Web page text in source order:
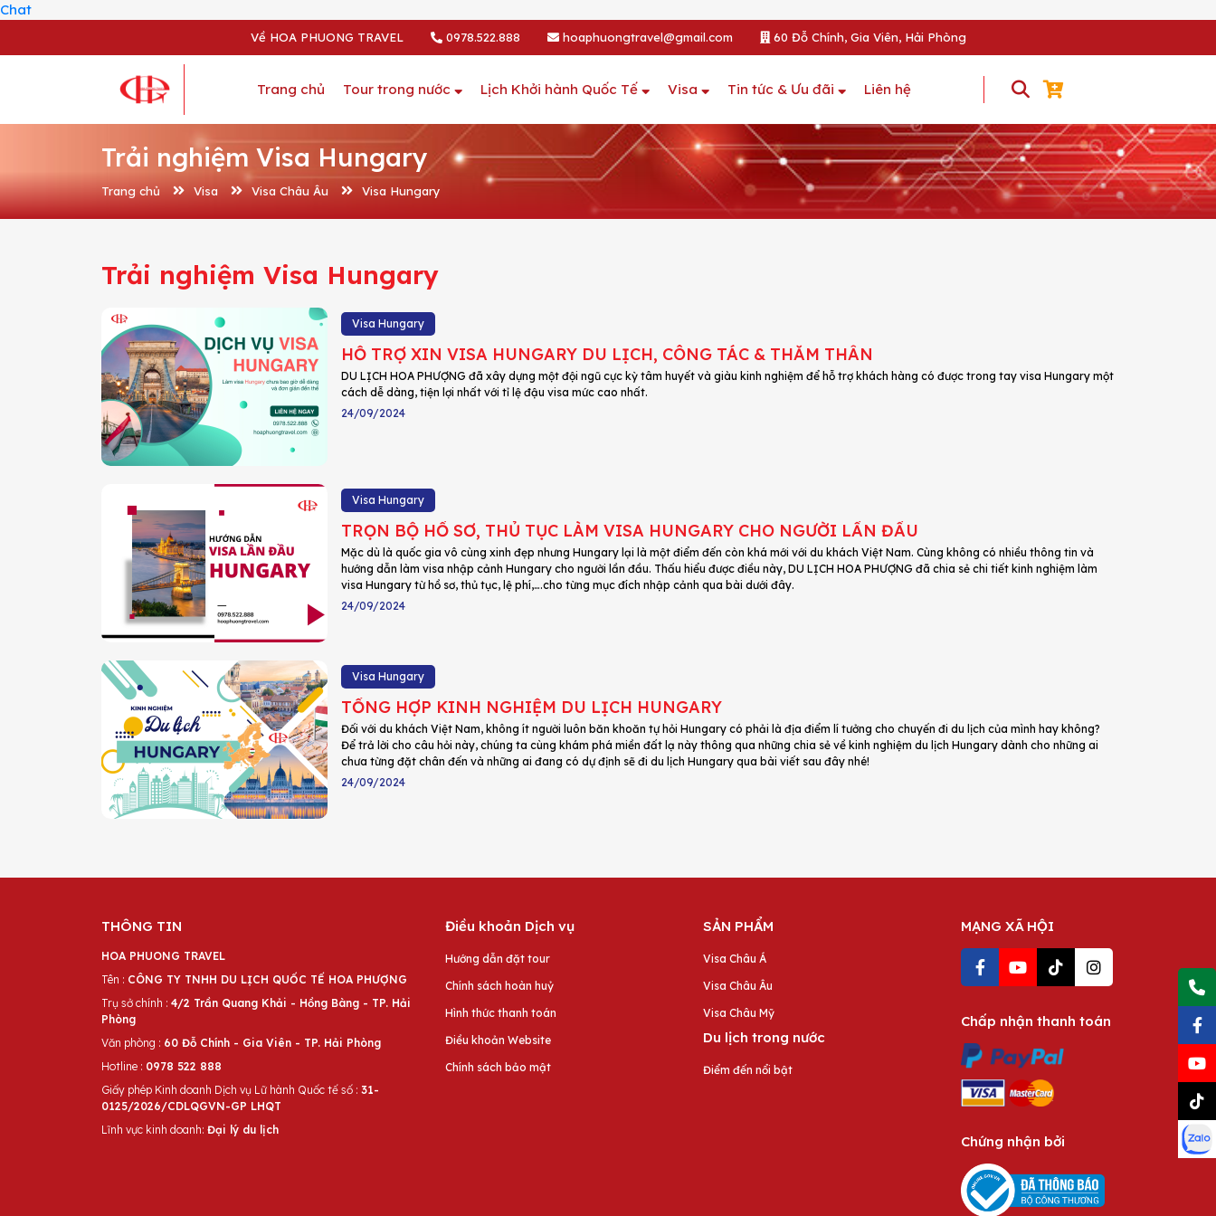
Chat
Về HOA PHUONG TRAVEL 0978.522.888 hoaphuongtravel@gmail.com 60 Đỗ Chính, Gia Viên, Hải Phòng
Trang chủ Tour trong nước Lịch Khởi hành Quốc Tế Visa Tin tức & Ưu đãi Liên hệ
Trải nghiệm Visa Hungary
Trang chủ Visa Visa Châu Âu Visa Hungary
Trải nghiệm Visa Hungary
Visa Hungary
HỖ TRỢ XIN VISA HUNGARY DU LỊCH, CÔNG TÁC & THĂM THÂN
DU LỊCH HOA PHƯỢNG đã xây dựng một đội ngũ cực kỳ tâm huyết và giàu kinh nghiệm để hỗ trợ khách hàng có được trong tay visa Hungary một
cách dễ dàng, tiện lợi nhất với tỉ lệ đậu visa mức cao nhất.
24/09/2024
Visa Hungary
TRỌN BỘ HỒ SƠ, THỦ TỤC LÀM VISA HUNGARY CHO NGƯỜI LẦN ĐẦU
Mặc dù là quốc gia vô cùng xinh đẹp nhưng Hungary lại là một điểm đến còn khá mới với du khách Việt Nam. Cùng không có nhiều thông tin và
hướng dẫn làm visa nhập cảnh Hungary cho người lần đầu. Thấu hiểu được điều này, DU LỊCH HOA PHƯỢNG đã chia sẻ chi tiết kinh nghiệm làm
visa Hungary từ hồ sơ, thủ tục, lệ phí,….cho từng mục đích nhập cảnh qua bài dưới đây.
24/09/2024
Visa Hungary
TỔNG HỢP KINH NGHIỆM DU LỊCH HUNGARY
Đối với du khách Việt Nam, không ít người luôn băn khoăn tự hỏi Hungary có phải là địa điểm lí tưởng cho chuyến đi du lịch của mình hay không?
Để trả lời cho câu hỏi này, chúng ta cùng khám phá miền đất lạ này thông qua những chia sẻ về kinh nghiệm du lịch Hungary dành cho những ai
chưa từng đặt chân đến và những ai đang có dự định sẽ đi du lịch Hungary qua bài viết sau đây nhé!
24/09/2024
THÔNG TIN
HOA PHUONG TRAVEL
Tên : CÔNG TY TNHH DU LỊCH QUỐC TẾ HOA PHƯỢNG
Trụ sở chính : 4/2 Trần Quang Khải - Hồng Bàng - TP. Hải
Phòng
Văn phòng : 60 Đỗ Chính - Gia Viên - TP. Hải Phòng
Hotline : 0978 522 888
Giấy phép Kinh doanh Dịch vụ Lữ hành Quốc tế số : 31-
0125/2026/CDLQGVN-GP LHQT
Lĩnh vực kinh doanh: Đại lý du lịch
Điều khoản Dịch vụ
Hướng dẫn đặt tour
Chính sách hoàn huỷ
Hình thức thanh toán
Điều khoản Website
Chính sách bảo mật
SẢN PHẨM
Visa Châu Á
Visa Châu Âu
Visa Châu Mỹ
Du lịch trong nước
Điểm đến nổi bật
MẠNG XÃ HỘI
Chấp nhận thanh toán
Chứng nhận bởi